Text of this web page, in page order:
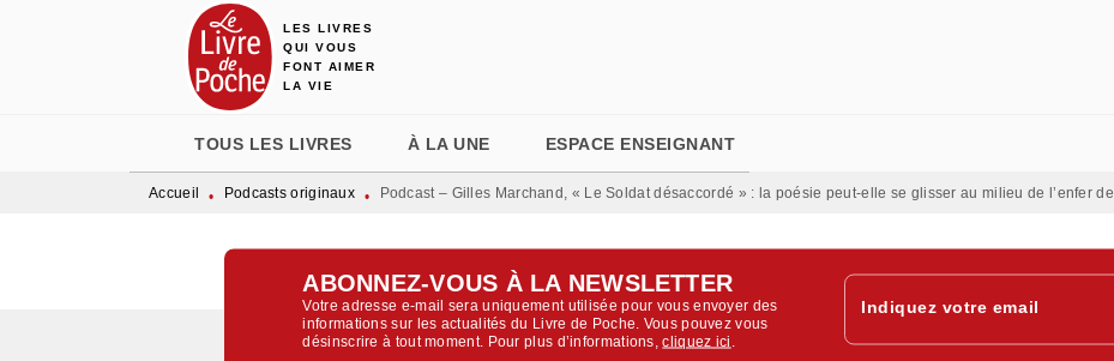
MENU RECHERCHE
LES LIVRES
QUI VOUS
FONT AIMER
LA VIE
TOUS LES LIVRES À LA UNE ESPACE ENSEIGNANT
Accueil • Podcasts originaux • Podcast – Gilles Marchand, « Le Soldat désaccordé » : la poésie peut-elle se glisser au milieu de l’enfer
ABONNEZ-VOUS À LA NEWSLETTER
Votre adresse e-mail sera uniquement utilisée pour vous envoyer des
informations sur les actualités du Livre de Poche. Vous pouvez vous
désinscrire à tout moment. Pour plus d’informations,cliquez ici
Indiquez votre email